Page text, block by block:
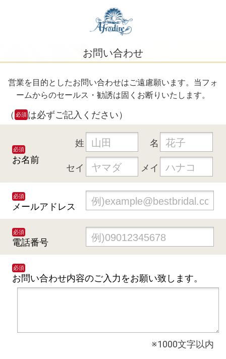
お問い合わせ
営業を目的としたお問い合わせはご遠慮願います。当フォ
ームからのセールス・勧誘は固くお断りいたします。
（ 必須 は必ずご記入ください）
必須
お名前
姓 名
セイ メイ
必須
メールアドレス
必須
電話番号
必須
お問い合わせ内容のご入力をお願い致します。
※1000文字以内